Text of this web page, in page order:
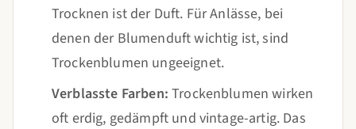
Trocknen ist der Duft. Für Anlässe, bei
denen der Blumenduft wichtig ist, sind
Trockenblumen ungeeignet.
Verblasste Farben: Trockenblumen wirken
oft erdig, gedämpft und vintage-artig. Das